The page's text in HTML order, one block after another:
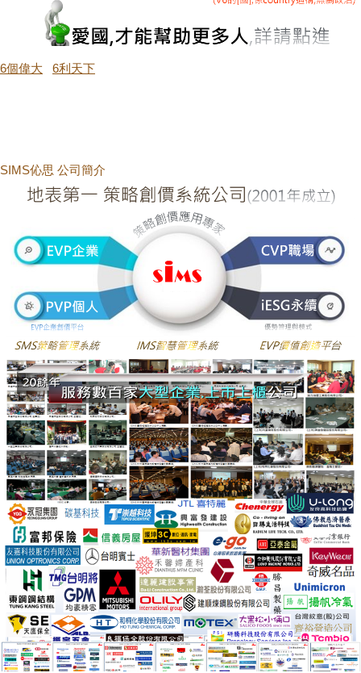
6個偉大 6利天下
SIMS伈思 公司簡介